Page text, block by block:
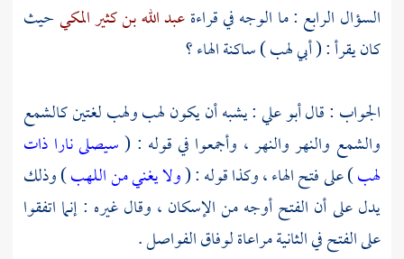
السؤال الرابع : ما الوجه في قراءةعبد الله بن كثير المكيحيث
كان يقرأ : ( أبي لهب ) ساكنة الهاء ؟
الجواب : قالأبو علي: يشبه أن يكون لهب ولهب لغتين كالشمع
والشمع والنهر والنهر ، وأجمعوا في قوله : (سيصلى نارا ذات
لهب) على فتح الهاء ، وكذا قوله : (ولا يغني من اللهب) وذلك
يدل على أن الفتح أوجه من الإسكان ، وقال غيره : إنما اتفقوا
على الفتح في الثانية مراعاة لوفاق الفواصل .